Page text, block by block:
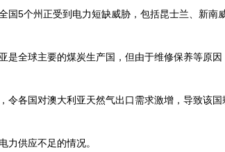
5个州正受到电力短缺威胁，包括昆士兰、新南
全球主要的煤炭生产国，但由于维修保养等原因
各国对澳大利亚天然气出口需求激增，导致该国
供应不足的情况。